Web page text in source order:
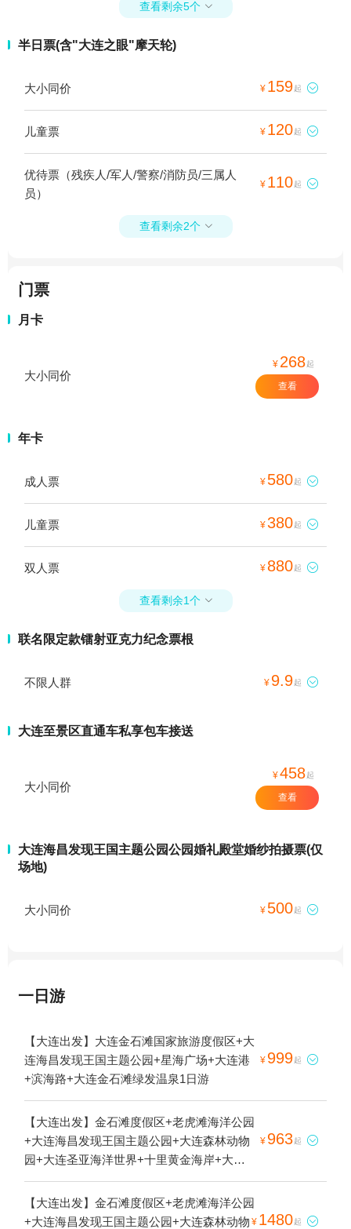
查看剩余5个 
半日票(含"大连之眼"摩天轮)
大小同价 ¥ 159起 
儿童票 ¥ 120起 
优待票（残疾人/军人/警察/消防员/三属人
员）
¥ 110起 
查看剩余2个 
门票
月卡
大小同价
¥ 268起
查看
年卡
成人票 ¥ 580起 
儿童票 ¥380起 
双人票 ¥ 880起 
查看剩余1个 
联名限定款镭射亚克力纪念票根
不限人群 ¥ 9.9起 
大连至景区直通车私享包车接送
大小同价
¥458起
查看
大连海昌发现王国主题公园公园婚礼殿堂婚纱拍摄票(仅
场地)
大小同价 ¥ 500起 
一日游
【大连出发】大连金石滩国家旅游度假区+大
连海昌发现王国主题公园+星海广场+大连港
+滨海路+大连金石滩绿发温泉1日游
¥ 999起 
【大连出发】金石滩度假区+老虎滩海洋公园
+大连海昌发现王国主题公园+大连森林动物
园+大连圣亚海洋世界+十里黄金海岸+大连
滨海国家地质公园+金石滩海钓喂海鸥5日游
¥ 963起 
【大连出发】金石滩度假区+老虎滩海洋公园
+大连海昌发现王国主题公园+大连森林动物 ¥ 1480起 